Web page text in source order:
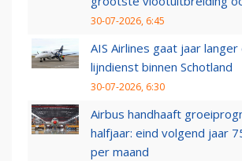
30-07-2026, 6:45
AIS Airlines gaat jaar
lijndienst binnen Schotland
30-07-2026, 6:30
Airbus handhaaft
halfjaar: eind volgend jaar
per maand